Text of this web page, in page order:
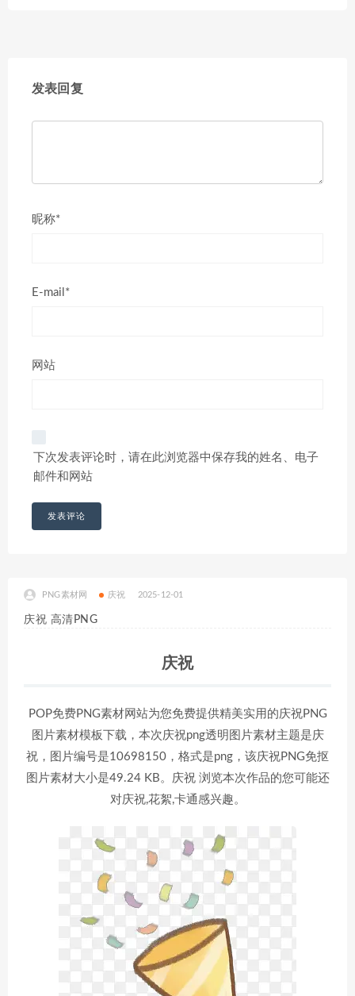
发表回复
昵称*
E-mail*
网站
下次发表评论时，请在此浏览器中保存我的姓名、电子
邮件和网站
PNG素材网 庆祝 2025-12-01
庆祝 高清PNG
庆祝
POP免费PNG素材网站为您免费提供精美实用的庆祝PNG
图片素材模板下载，本次庆祝png透明图片素材主题是庆
祝，图片编号是10698150，格式是png，该庆祝PNG免抠
图片素材大小是49.24 KB。庆祝 浏览本次作品的您可能还
对庆祝,花絮,卡通感兴趣。